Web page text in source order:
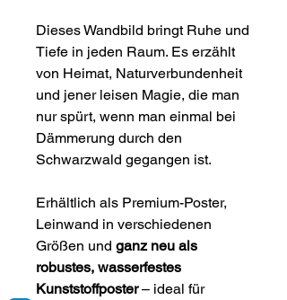
Dieses Wandbild bringt Ruhe und
Tiefe in jeden Raum. Es erzählt
von Heimat, Naturverbundenheit
und jener leisen Magie, die man
nur spürt, wenn man einmal bei
Dämmerung durch den
Schwarzwald gegangen ist.
Erhältlich als Premium-Poster,
Leinwand in verschiedenen
Größen und ganz neu als
robustes, wasserfestes
Kunststoffposter– ideal für